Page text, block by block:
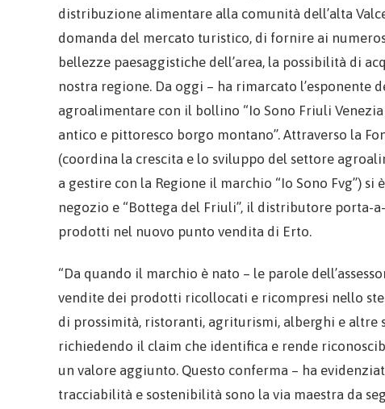
distribuzione alimentare alla comunità dell’alta
domanda del mercato turistico, di fornire ai
bellezze paesaggistiche dell’area, la possibilità di
nostra regione. Da oggi – ha rimarcato
agroalimentare con il bollino “Io Sono Friuli
antico e pittoresco borgo montano”. Attraverso la
(coordina la crescita e lo sviluppo del settore
a gestire con la Regione il marchio “Io Sono Fvg”)
negozio e “Bottega del Friuli”, il distributore porta-
prodotti nel nuovo punto vendita di Erto.
“Da quando il marchio è nato – le parole
vendite dei prodotti ricollocati e ricompresi nello
di prossimità, ristoranti, agriturismi, alberghi e altre
richiedendo il claim che identifica e rende
un valore aggiunto. Questo conferma – ha
tracciabilità e sostenibilità sono la via maestra da